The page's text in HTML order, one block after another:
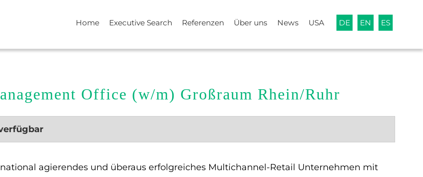
Home Executive Search Referenzen Über uns News USA DE EN ES
Office (w/m) Großraum Rhein/Ruhr
agierendes und überaus erfolgreiches Multichannel-Retail Unternehmen mit